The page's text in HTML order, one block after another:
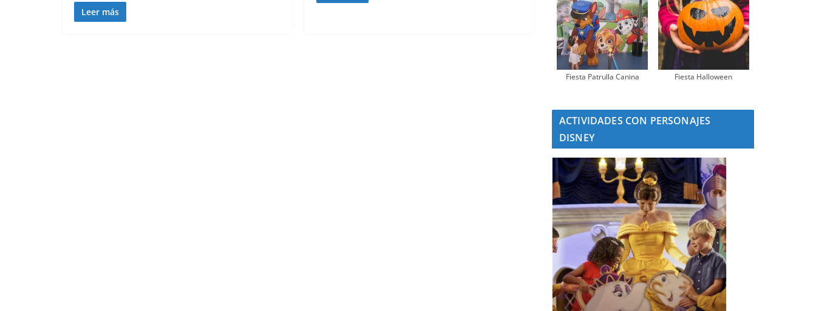
Leer más
Fiesta Patrulla Canina Fiesta Halloween
ACTIVIDADES CON PERSONAJES
DISNEY